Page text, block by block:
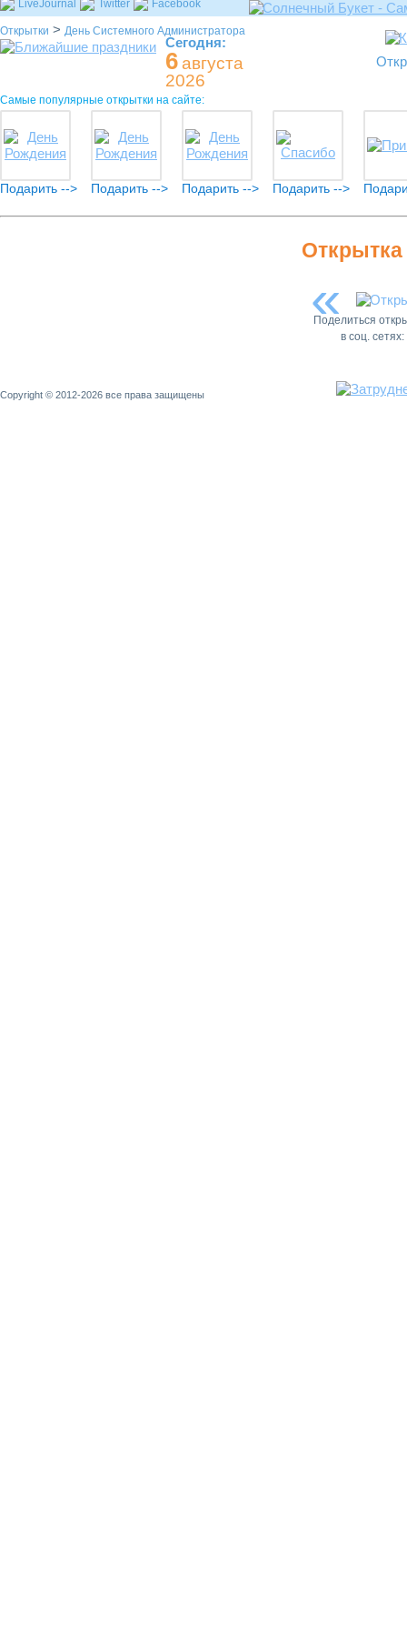
LiveJournal Twitter Facebook
Открытки > День Системного Администратора
Сегодня:
6августа
2026
Самые популярные открытки на сайте:
Подарить --> Подарить --> Подарить --> Подарить -->
«
Поделиться
в соц. сетях:
Copyright © 2012-2026 все права защищены